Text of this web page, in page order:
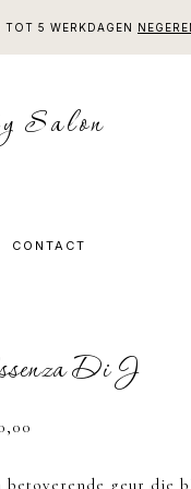
5 WERKDAGEN
Salon
CONTACT
Di J
betoverende geur die